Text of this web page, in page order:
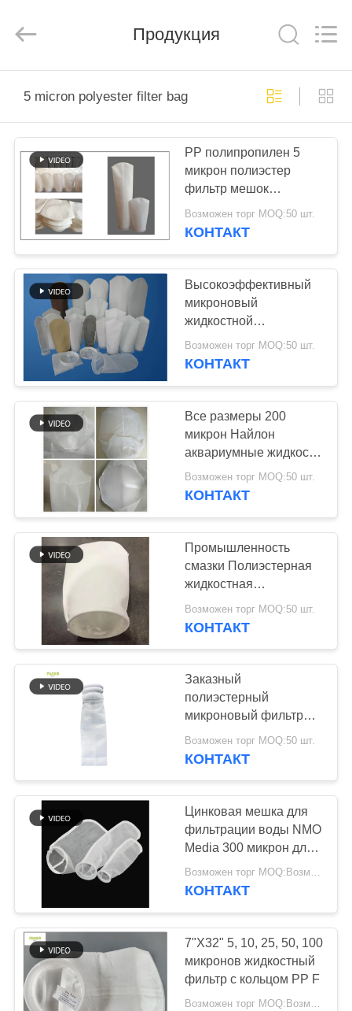
ПРОДУКТЫ
НАСЧЕТ
НАС
ПУТЕШЕСТВИЕ
ФАБРИКИ
ПРОВЕРКА
КАЧЕСТВА
СВЯЖИТЕСЬ
МЫ
НОВОСТИ
СПРОСИТЕ
ЦИТАТУ
КАРТА
САЙТА
ПОЛИТИКА
КОНФИДЕНЦИАЛЬНОСТИ
Technology
Co.,Ltd..
Reserved.
Продукция
5 micron polyester filter bag
PP полипропилен 5
микрон полиэстер
фильтр мешок
стальное кольцо или
пластмассовое кольцо
Возможен торг MOQ:50 шт.
КОНТАКТ
Высокоэффективный
микроновый
жидкостной
фильтрующий мешок
0,5 мкм - 2500 мкм для
Возможен торг MOQ:50 шт.
КОНТАКТ
Все размеры 200
микрон Найлон
аквариумные жидкость
фильтр носки /
полиэстер фильтр
Возможен торг MOQ:50 шт.
КОНТАКТ
Промышленность
смазки Полиэстерная
жидкостная
фильтрующая сумка /
метка 400 микронов
Возможен торг MOQ:50 шт.
КОНТАКТ
Заказный
полиэстерный
микроновый фильтр
для пылесоса
Возможен торг MOQ:50 шт.
КОНТАКТ
Цинковая мешка для
фильтрации воды NMO
Media 300 микрон для
промышленности
Возможен торг MOQ:Возможен торг
КОНТАКТ
7"X32" 5, 10, 25, 50, 100
микронов жидкостный
фильтр с кольцом PP F
Возможен торг MOQ:Возможен торг